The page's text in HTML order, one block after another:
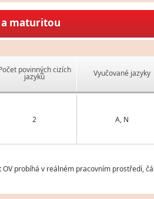
maturitou
povinných cizích
jazyků Vyučované jazyky
2 A, N
probíhá v reálném pracovním prostředí,